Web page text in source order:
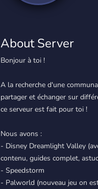
About Server
Bonjour à toi !
A la recherche d'une
partager et échanger sur
ce serveur est fait pour toi !
Nous avons :
- Disney Dreamlight Valley
contenu, guides complet,
- Speedstorm
- Palworld (nouveau jeu on